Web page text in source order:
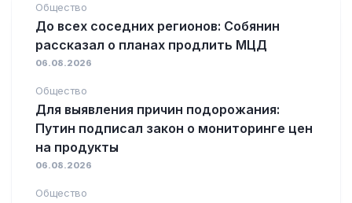
Общество
До всех соседних регионов: Собянин
рассказал о планах продлить МЦД
06.08.2026
Общество
Для выявления причин подорожания:
Путин подписал закон о мониторинге цен
на продукты
06.08.2026
Общество